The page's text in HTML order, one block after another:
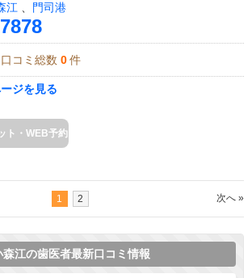
江 、 門司港
コミ総数 0 件
ジを見る
ト・WEB予約
1 2 次へ »
森江の歯医者最新口コミ情報